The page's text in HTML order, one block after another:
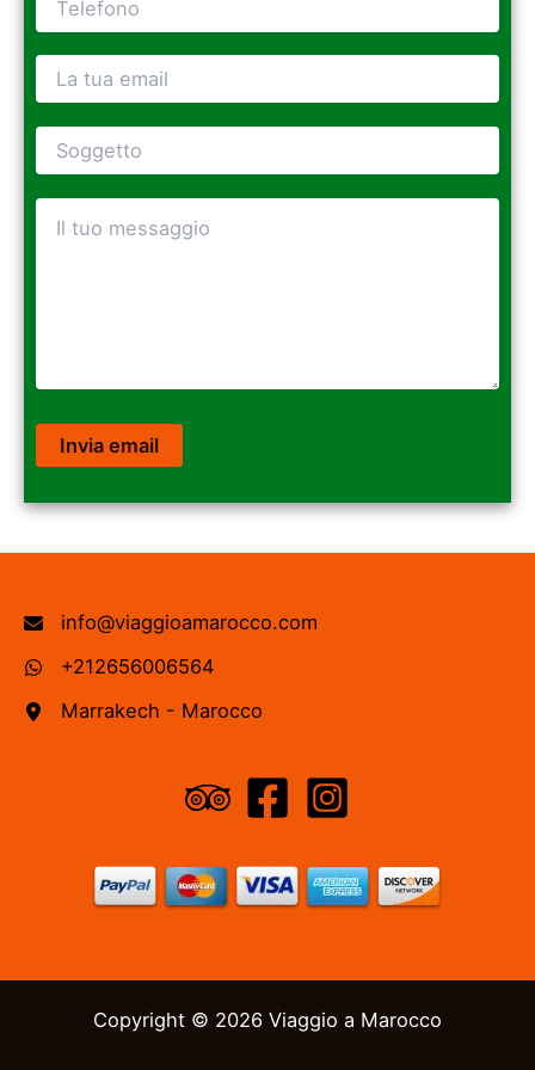
info@viaggioamarocco.com
+212656006564
Marrakech - Marocco
Copyright © 2026 Viaggio a Marocco